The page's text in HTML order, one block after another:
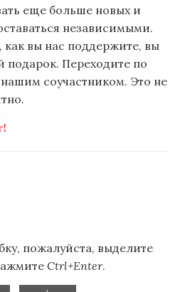
еще больше новых и
независимыми.
как вы нас поддержите, вы
подарок. Переходите по
нашим соучастником. Это не
пожалуйста, выделите
Ctrl+Enter.